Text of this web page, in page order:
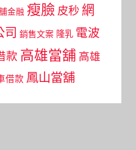
金融 瘦臉 皮秒 網
司 銷售文案 隆乳 電波
款 高雄當舖 高雄
借款 鳳山當舖